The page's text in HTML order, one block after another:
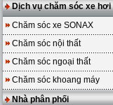
Dịch vụ chăm sóc xe hơi
Chăm sóc xe SONAX
Chăm sóc nội thất
Chăm sóc ngoại thất
Chăm sóc khoang máy
Nhà phân phối